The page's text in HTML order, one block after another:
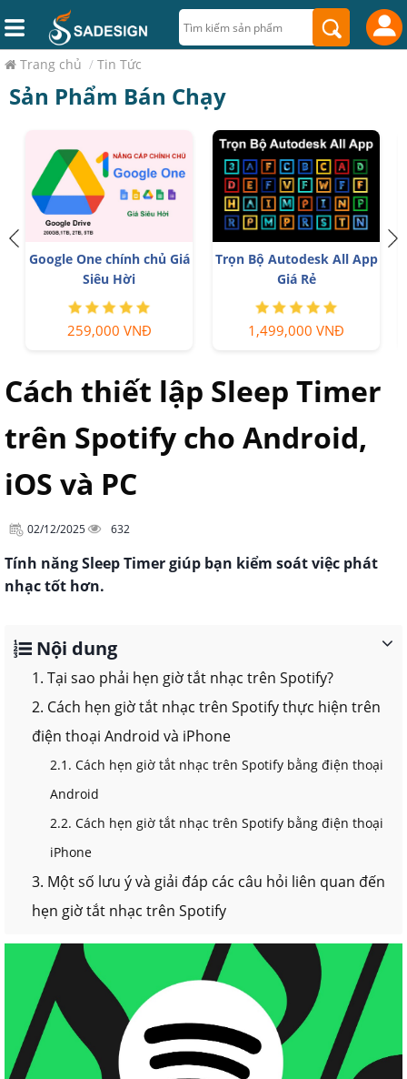
Trang chủ / Tin Tức
Sản Phẩm Bán Chạy
Google One chính chủ Giá
Siêu Hời
259,000 VNĐ
Trọn Bộ Autodesk All App
Giá Rẻ
1,499,000 VNĐ
Cách thiết lập Sleep Timer
trên Spotify cho Android,
iOS và PC
02/12/2025 632
Tính năng Sleep Timer giúp bạn kiểm soát việc phát
nhạc tốt hơn.
Nội dung
1. Tại sao phải hẹn giờ tắt nhạc trên Spotify?
2. Cách hẹn giờ tắt nhạc trên Spotify thực hiện trên
điện thoại Android và iPhone
2.1. Cách hẹn giờ tắt nhạc trên Spotify bằng điện thoại
Android
2.2. Cách hẹn giờ tắt nhạc trên Spotify bằng điện thoại
iPhone
3. Một số lưu ý và giải đáp các câu hỏi liên quan đến
hẹn giờ tắt nhạc trên Spotify